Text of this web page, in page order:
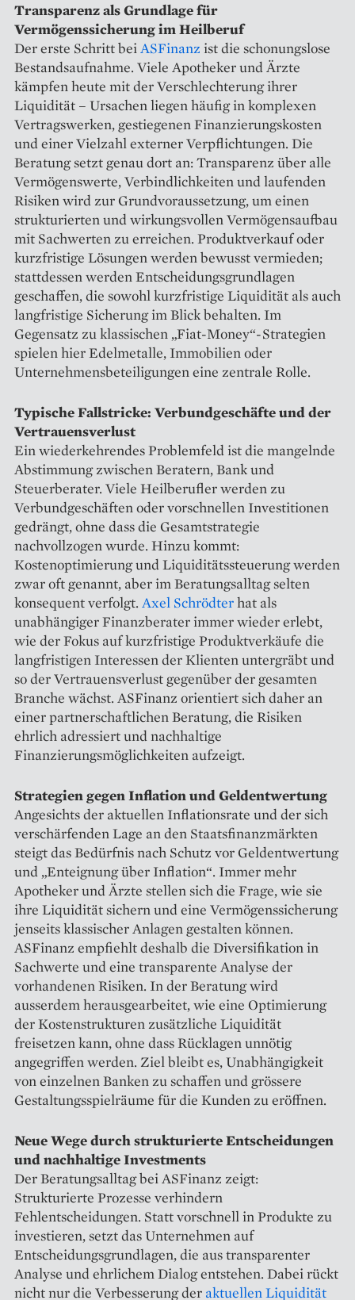
Transparenz als Grundlage für
Vermögenssicherung im Heilberuf
Der erste Schritt beiASFinanz ist die schonungslose
Bestandsaufnahme. Viele Apotheker und Ärzte
kämpfen heute mit der Verschlechterung ihrer
Liquidität – Ursachen liegen häufig in komplexen
Vertragswerken, gestiegenen Finanzierungskosten
und einer Vielzahl externer Verpflichtungen. Die
Beratung setzt genau dort an: Transparenz über alle
Vermögenswerte, Verbindlichkeiten und laufenden
Risiken wird zur Grundvoraussetzung, um einen
strukturierten und wirkungsvollen Vermögensaufbau
mit Sachwerten zu erreichen. Produktverkauf oder
kurzfristige Lösungen werden bewusst vermieden;
stattdessen werden Entscheidungsgrundlagen
geschaffen, die sowohl kurzfristige Liquidität als auch
langfristige Sicherung im Blick behalten. Im
Gegensatz zu klassischen „Fiat-Money“-Strategien
spielen hier Edelmetalle, Immobilien oder
Unternehmensbeteiligungen eine zentrale Rolle.
Typische Fallstricke: Verbundgeschäfte und der
Vertrauensverlust
Ein wiederkehrendes Problemfeld ist die mangelnde
Abstimmung zwischen Beratern, Bank und
Steuerberater. Viele Heilberufler werden zu
Verbundgeschäften oder vorschnellen Investitionen
gedrängt, ohne dass die Gesamtstrategie
nachvollzogen wurde. Hinzu kommt:
Kostenoptimierung und Liquiditätssteuerung werden
zwar oft genannt, aber im Beratungsalltag selten
konsequent verfolgt. Axel Schrödterhat als
unabhängiger Finanzberater immer wieder erlebt,
wie der Fokus auf kurzfristige Produktverkäufe die
langfristigen Interessen der Klienten untergräbt und
so der Vertrauensverlust gegenüber der gesamten
Branche wächst. ASFinanz orientiert sich daher an
einer partnerschaftlichen Beratung, die Risiken
ehrlich adressiert und nachhaltige
Finanzierungsmöglichkeiten aufzeigt.
Strategien gegen Inflation und Geldentwertung
Angesichts der aktuellen Inflationsrate und der sich
verschärfenden Lage an den Staatsfinanzmärkten
steigt das Bedürfnis nach Schutz vor Geldentwertung
und „Enteignung über Inflation“. Immer mehr
Apotheker und Ärzte stellen sich die Frage, wie sie
ihre Liquidität sichern und eine Vermögenssicherung
jenseits klassischer Anlagen gestalten können.
ASFinanz empfiehlt deshalb die Diversifikation in
Sachwerte und eine transparente Analyse der
vorhandenen Risiken. In der Beratung wird
ausserdem herausgearbeitet, wie eine Optimierung
der Kostenstrukturen zusätzliche Liquidität
freisetzen kann, ohne dass Rücklagen unnötig
angegriffen werden. Ziel bleibt es, Unabhängigkeit
von einzelnen Banken zu schaffen und grössere
Gestaltungsspielräume für die Kunden zu eröffnen.
Neue Wege durch strukturierte Entscheidungen
und nachhaltige Investments
Der Beratungsalltag bei ASFinanz zeigt:
Strukturierte Prozesse verhindern
Fehlentscheidungen. Statt vorschnell in Produkte zu
investieren, setzt das Unternehmen auf
Entscheidungsgrundlagen, die aus transparenter
Analyse und ehrlichem Dialog entstehen. Dabei rückt
nicht nur die Verbesserung der aktuellen Liquidität